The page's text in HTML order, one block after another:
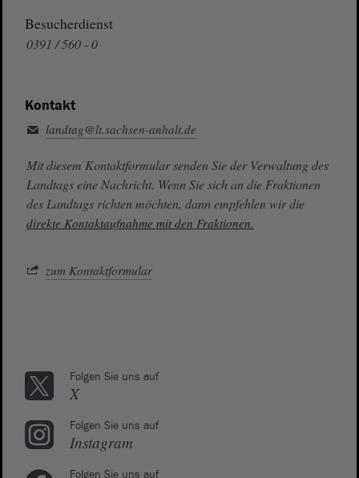
Besucherdienst
0391 / 560 - 0
Kontakt
landtag@lt.sachsen-anhalt.de
Mit diesem Kontaktformular senden Sie der Verwaltung des
Landtags eine Nachricht. Wenn Sie sich an die Fraktionen
des Landtags richten möchten, dann empfehlen wir die
direkte Kontaktaufnahme mit den Fraktionen.
zum Kontaktformular
Folgen Sie uns auf
X
Folgen Sie uns auf
Instagram
Folgen Sie uns auf